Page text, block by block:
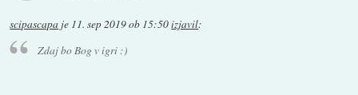
scipascapa je 11. sep 2019 ob 15:50izjavil:
Zdaj bo Bog v igri :)